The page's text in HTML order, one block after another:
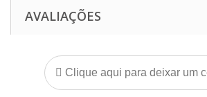
AVALIAÇÕES
Clique aqui para deixar um